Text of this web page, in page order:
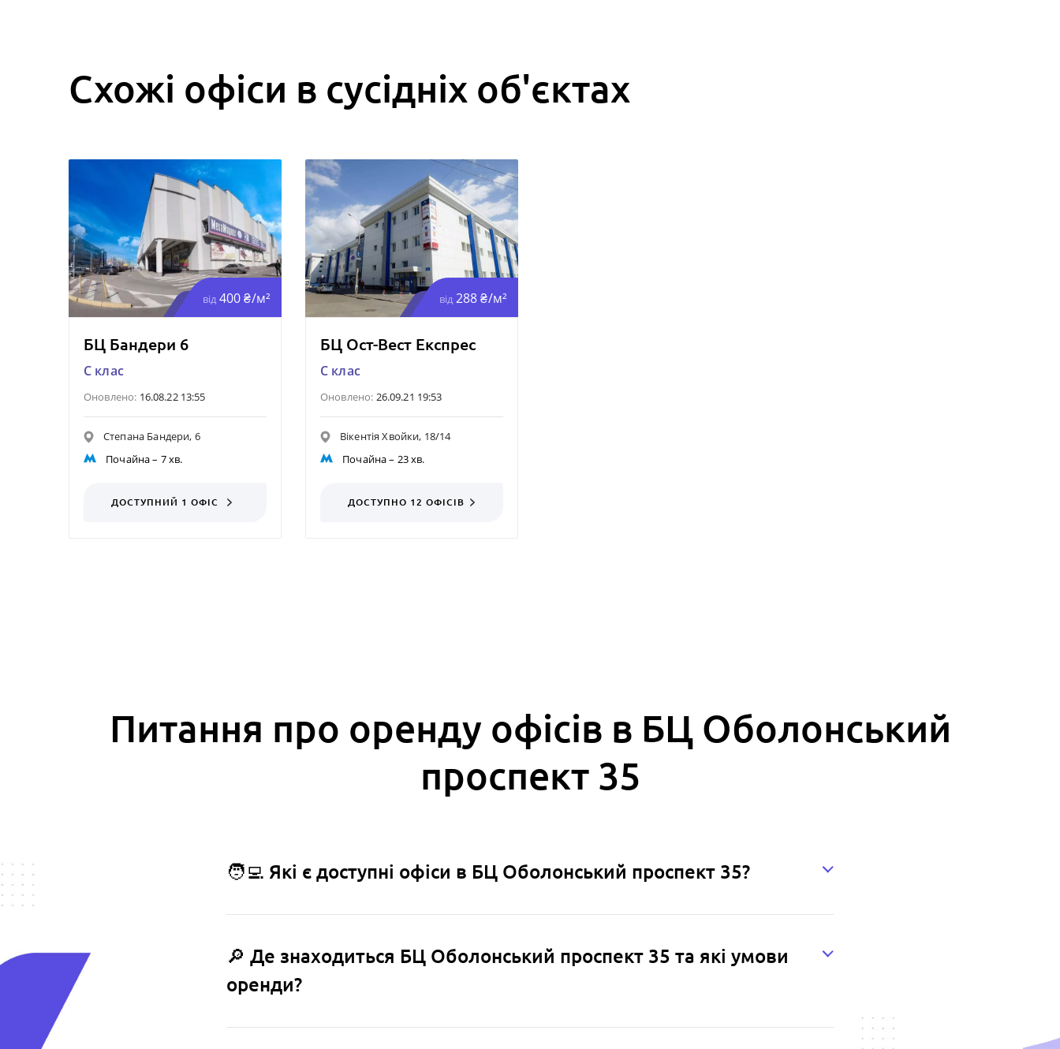
Схожі офіси в сусідніх об'єктах
від 400 ₴/м²
БЦ Бандери 6
C клас
Оновлено: 16.08.22 13:55
Степана Бандери, 6
Почайна– 7 хв.
ДОСТУПНИЙ 1 ОФІС
від 288 ₴/м²
БЦ Ост-Вест Експрес
C клас
Оновлено: 26.09.21 19:53
Вікентія Хвойки, 18/14
Почайна– 23 хв.
ДОСТУПНО 12
Питання про оренду офісів в БЦ Оболонський
проспект 35
🧑‍💻 Які є доступні офіси в БЦ Оболонський проспект 35?
🔎 Де знаходиться БЦ Оболонський проспект 35 та які умови
оренди?